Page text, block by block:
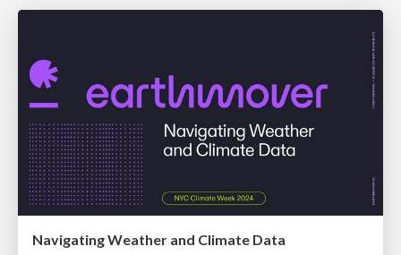
Navigating Weather and Climate Data